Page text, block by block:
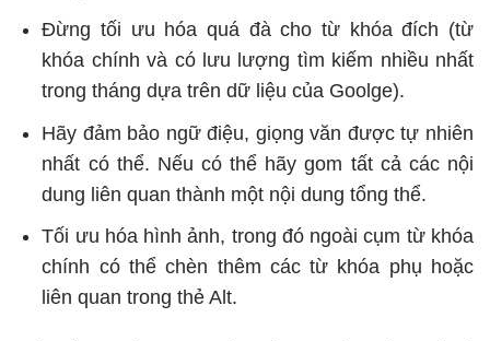
Đừng tối ưu hóa quá đà cho từ khóa đích (từ
khóa chính và có lưu lượng tìm kiếm nhiều nhất
trong tháng dựa trên dữ liệu của Goolge).
Hãy đảm bảo ngữ điệu, giọng văn được tự nhiên
nhất có thể. Nếu có thể hãy gom tất cả các nội
dung liên quan thành một nội dung tổng thể.
Tối ưu hóa hình ảnh, trong đó ngoài cụm từ khóa
chính có thể chèn thêm các từ khóa phụ hoặc
liên quan trong thẻ Alt.